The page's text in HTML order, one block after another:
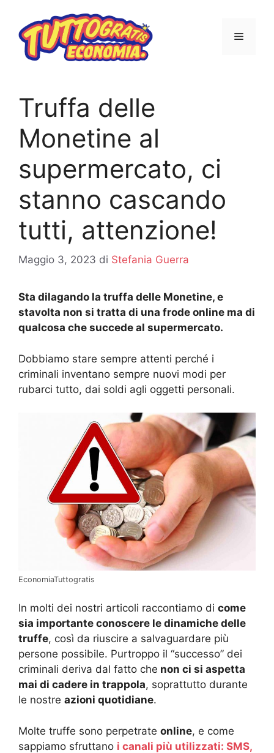
contenuto
MENU
Truffa delle
Monetine al
supermercato, ci
stanno cascando
tutti, attenzione!
Maggio 3, 2023 di Stefania Guerra
Sta dilagando la truffa delle Monetine, e
stavolta non si tratta di una frode online ma di
qualcosa che succede al supermercato.
Dobbiamo stare sempre attenti perché i
criminali inventano sempre nuovi modi per
rubarci tutto, dai soldi agli oggetti personali.
EconomiaTuttogratis
In molti dei nostri articoli raccontiamo di come
sia importante conoscere le dinamiche delle
truffe, così da riuscire a salvaguardare più
persone possibile. Purtroppo il “successo” dei
criminali deriva dal fatto che non ci si aspetta
mai di cadere in trappola, soprattutto durante
le nostre azioni quotidiane.
Molte truffe sono perpetrate online, e come
sappiamo sfruttano i canali più utilizzati: SMS,